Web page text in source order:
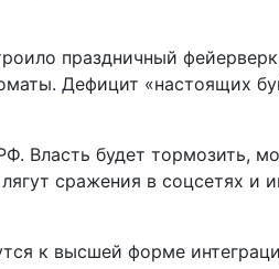
праздничный
Дефицит «настоящих
будет тормозить,
сражения в соцсетях и
к высшей форме